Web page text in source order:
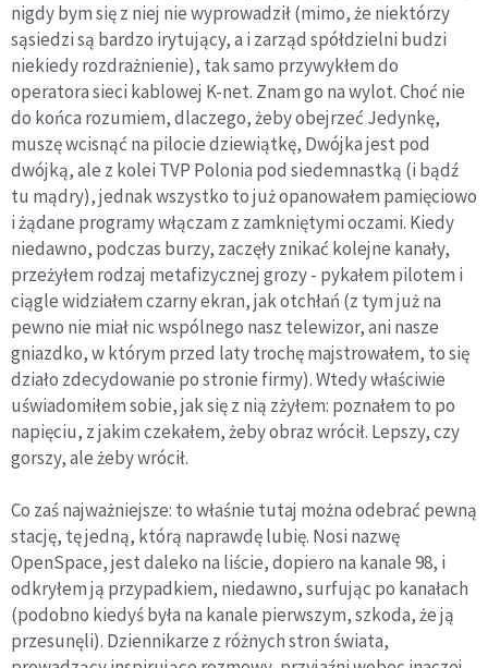
nigdy bym się z niej nie wyprowadził (mimo, że niektórzy
sąsiedzi są bardzo irytujący, a i zarząd spółdzielni budzi
niekiedy rozdrażnienie), tak samo przywykłem do
operatora sieci kablowej K-net. Znam go na wylot. Choć nie
do końca rozumiem, dlaczego, żeby obejrzeć Jedynkę,
muszę wcisnąć na pilocie dziewiątkę, Dwójka jest pod
dwójką, ale z kolei TVP Polonia pod siedemnastką (i bądź
tu mądry), jednak wszystko to już opanowałem pamięciowo
i żądane programy włączam z zamkniętymi oczami. Kiedy
niedawno, podczas burzy, zaczęły znikać kolejne kanały,
przeżyłem rodzaj metafizycznej grozy - pykałem pilotem i
ciągle widziałem czarny ekran, jak otchłań (z tym już na
pewno nie miał nic wspólnego nasz telewizor, ani nasze
gniazdko, w którym przed laty trochę majstrowałem, to się
działo zdecydowanie po stronie firmy). Wtedy właściwie
uświadomiłem sobie, jak się z nią zżyłem: poznałem to po
napięciu, z jakim czekałem, żeby obraz wrócił. Lepszy, czy
gorszy, ale żeby wrócił.
Co zaś najważniejsze: to właśnie tutaj można odebrać pewną
stację, tę jedną, którą naprawdę lubię. Nosi nazwę
OpenSpace, jest daleko na liście, dopiero na kanale 98, i
odkryłem ją przypadkiem, niedawno, surfując po kanałach
(podobno kiedyś była na kanale pierwszym, szkoda, że ją
przesunęli). Dziennikarze z różnych stron świata,